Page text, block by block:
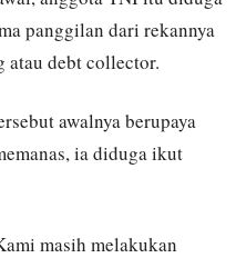
panggilan dari rekannya
atau debt collector.
awalnya berupaya
ia diduga ikut
masih melakukan